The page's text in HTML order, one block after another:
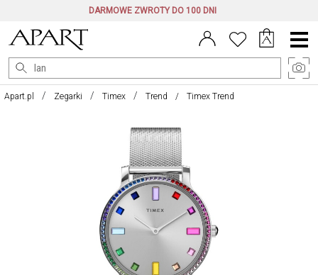
DARMOWE ZWROTY DO 100 DNI
Menu
główne
Apart.pl Zegarki Timex Trend Timex Trend